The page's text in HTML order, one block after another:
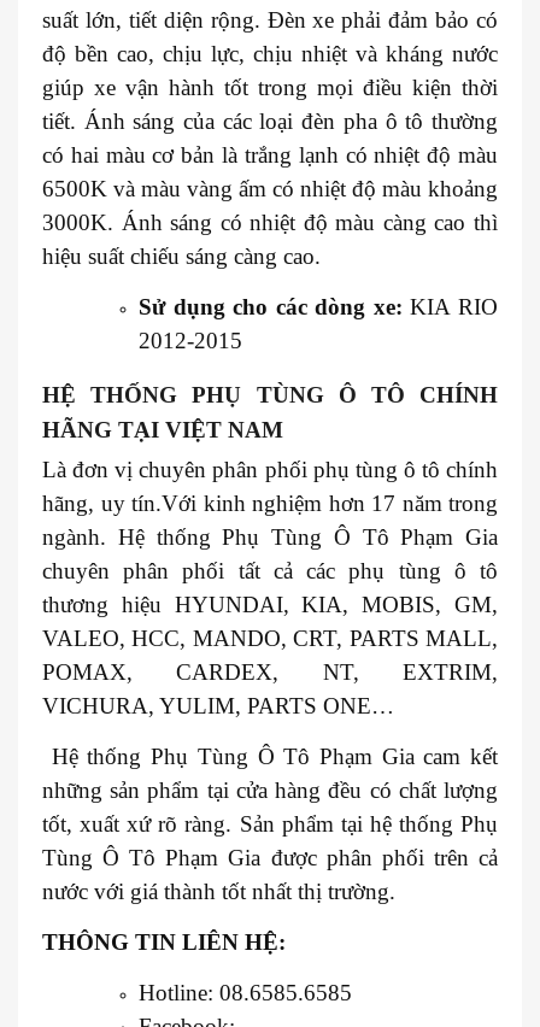
suất lớn, tiết diện rộng. Đèn xe phải đảm bảo có
độ bền cao, chịu lực, chịu nhiệt và kháng nước
giúp xe vận hành tốt trong mọi điều kiện thời
tiết. Ánh sáng của các loại đèn pha ô tô thường
có hai màu cơ bản là trắng lạnh có nhiệt độ màu
6500K và màu vàng ấm có nhiệt độ màu khoảng
3000K. Ánh sáng có nhiệt độ màu càng cao thì
hiệu suất chiếu sáng càng cao.
Sử dụng cho các dòng xe: KIA RIO
2012-2015
HỆ THỐNG PHỤ TÙNG Ô TÔ CHÍNH
HÃNG TẠI VIỆT NAM
Là đơn vị chuyên phân phối phụ tùng ô tô chính
hãng, uy tín.Với kinh nghiệm hơn 17 năm trong
ngành. Hệ thống Phụ Tùng Ô Tô Phạm Gia
chuyên phân phối tất cả các phụ tùng ô tô
thương hiệu HYUNDAI, KIA, MOBIS, GM,
VALEO, HCC, MANDO, CRT, PARTS MALL,
POMAX, CARDEX, NT, EXTRIM,
VICHURA, YULIM, PARTS ONE…
Hệ thống Phụ Tùng Ô Tô Phạm Gia cam kết
những sản phẩm tại cửa hàng đều có chất lượng
tốt, xuất xứ rõ ràng. Sản phẩm tại hệ thống Phụ
Tùng Ô Tô Phạm Gia được phân phối trên cả
nước với giá thành tốt nhất thị trường.
THÔNG TIN LIÊN HỆ:
Hotline: 08.6585.6585